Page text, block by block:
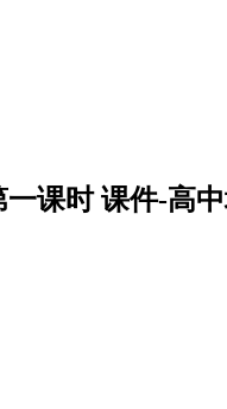
课时 课件-高